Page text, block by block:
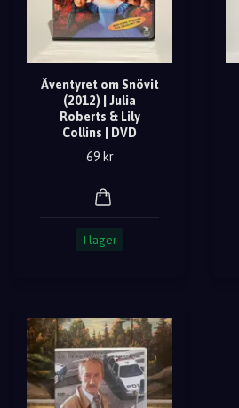
Äventyret om Snövit
(2012) | Julia
Roberts & Lily
Collins | DVD
69 kr
I lager